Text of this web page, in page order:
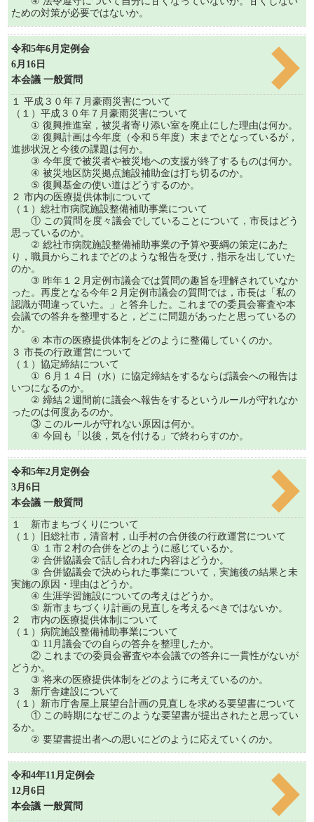
ための対策が必要ではないか。
令和5年6月定例会
6月16日
本会議 一般質問
１ 平成３０年７月豪雨災害について
（１）平成３０年７月豪雨災害について
① 復興推進室，被災者寄り添い室を廃止にした理由は何か。
② 復興計画は今年度（令和５年度）末までとなっているが，
進捗状況と今後の課題は何か。
③ 今年度で被災者や被災地への支援が終了するものは何か。
④ 被災地区防災拠点施設補助金は打ち切るのか。
⑤ 復興基金の使い道はどうするのか。
２ 市内の医療提供体制について
（１）総社市病院施設整備補助事業について
① この質問を度々議会でしていることについて，市長はどう
思っているのか。
② 総社市病院施設整備補助事業の予算や要綱の策定にあた
り，職員からこれまでどのような報告を受け，指示を出していた
のか。
③ 昨年１２月定例市議会では質問の趣旨を理解されていなか
った。再度となる今年２月定例市議会の質問では，市長は「私の
認識が間違っていた。」と答弁した。これまでの委員会審査や本
会議での答弁を整理すると，どこに問題があったと思っているの
か。
④ 本市の医療提供体制をどのように整備していくのか。
３ 市長の行政運営について
（１）協定締結について
① ６月１４日（水）に協定締結をするならば議会への報告は
いつになるのか。
② 締結２週間前に議会へ報告をするというルールが守れなか
ったのは何度あるのか。
③ このルールが守れない原因は何か。
④ 今回も「以後，気を付ける」で終わらすのか。
令和5年2月定例会
3月6日
本会議 一般質問
１ 新市まちづくりについて
（１）旧総社市，清音村，山手村の合併後の行政運営について
① １市２村の合併をどのように感じているか。
② 合併協議会で話し合われた内容はどうか。
③ 合併協議会で決められた事業について，実施後の結果と未
実施の原因・理由はどうか。
④ 生涯学習施設についての考えはどうか。
⑤ 新市まちづくり計画の見直しを考えるべきではないか。
２ 市内の医療提供体制について
（１）病院施設整備補助事業について
① 11月議会での自らの答弁を整理したか。
② これまでの委員会審査や本会議での答弁に一貫性がないが
どうか。
③ 将来の医療提供体制をどのように考えているのか。
３ 新庁舎建設について
（１）新市庁舎屋上展望台計画の見直しを求める要望書について
① この時期になぜこのような要望書が提出されたと思ってい
るか。
② 要望書提出者への思いにどのように応えていくのか。
令和4年11月定例会
12月6日
本会議 一般質問